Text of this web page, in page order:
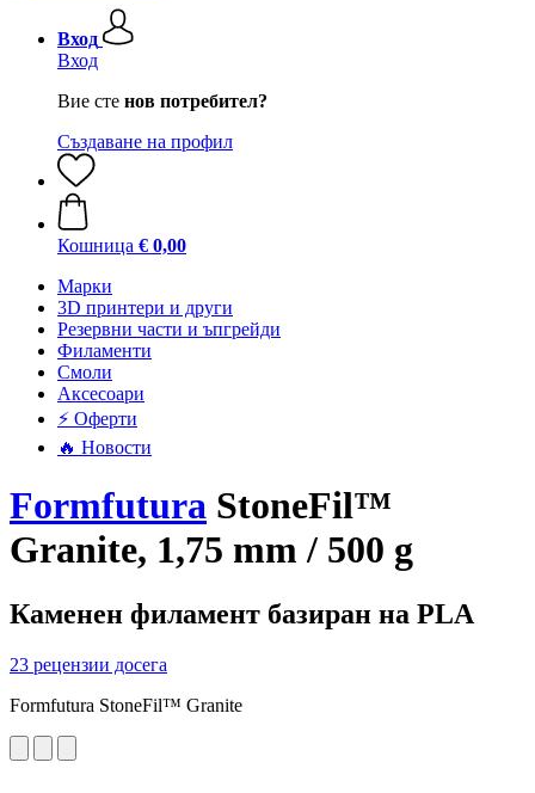
Вход
Вход
Вие сте нов потребител?
Създаване на профил
Кошница € 0,00
Mарки
3D принтери и други
Резервни части и ъпгрейди
Филаменти
Смоли
Аксесоари
⚡ Оферти
🔥 Новости
Formfutura StoneFil™
Granite, 1,75 mm / 500 g
Каменен филамент базиран на PLA
23 рецензии досега
Formfutura StoneFil™ Granite